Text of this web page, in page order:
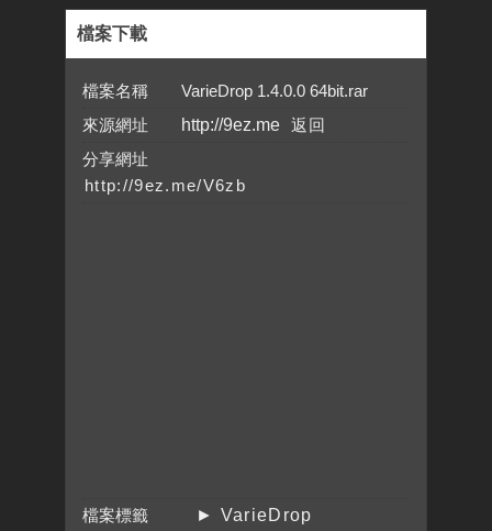
檔案下載
檔案名稱 VarieDrop 1.4.0.0 64bit.rar
來源網址
http://9ez.me
分享網址
檔案標籤
► VarieDrop